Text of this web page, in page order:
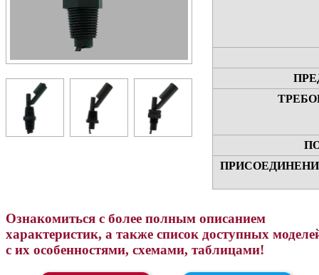
Ознакомиться с более полным описанием
характеристик, а также список доступных
с их особенностями, схемами, таблицами!